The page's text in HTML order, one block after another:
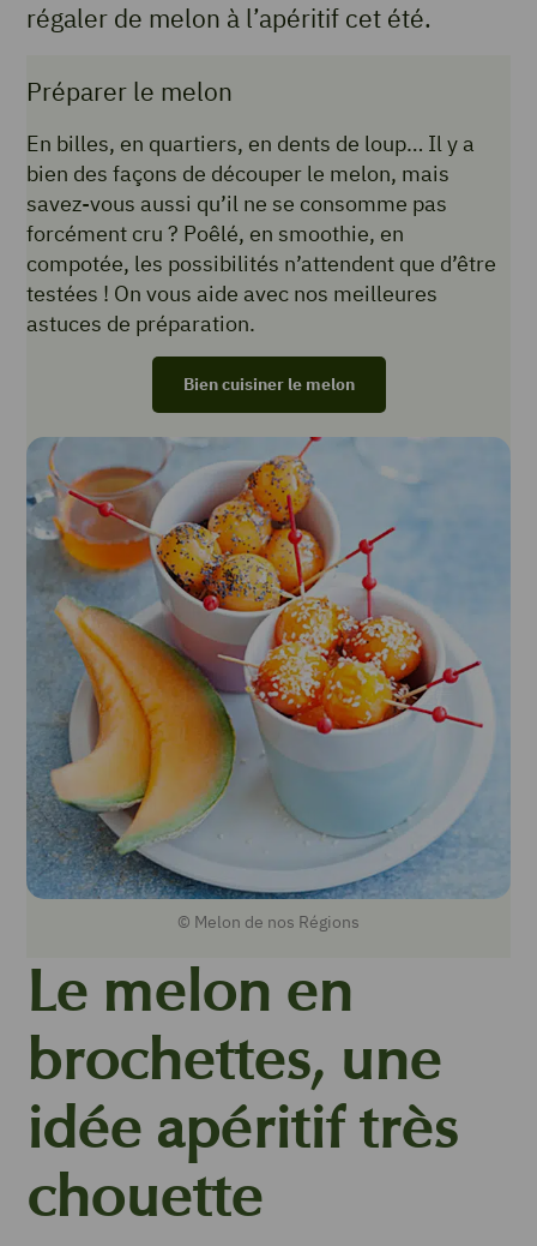
régaler de melon à l’apéritif cet été.
Préparer le melon
En billes, en quartiers, en dents de loup… Il y a
bien des façons de découper le melon, mais
savez-vous aussi qu’il ne se consomme pas
forcément cru ? Poêlé, en smoothie, en
compotée, les possibilités n’attendent que d’être
testées ! On vous aide avec nos meilleures
astuces de préparation.
Bien cuisiner le melon
© Melon de nos Régions
Le melon en
brochettes, une
idée apéritif très
chouette